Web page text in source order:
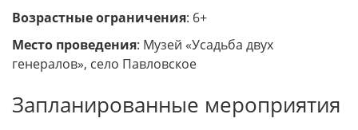
Возрастные ограничения: 6+
Место проведения: Музей «Усадьба двух
генералов», село Павловское
Запланированные мероприятия